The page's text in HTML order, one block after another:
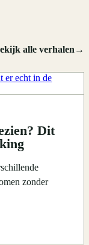
alle verhalen→
Dit
zonder